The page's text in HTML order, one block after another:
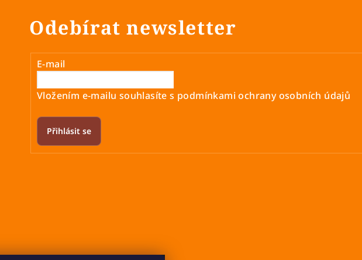
Odebírat newsletter
E-mail
Vložením e-mailu souhlasíte s podmínkami ochrany osobních údajů
Přihlásit se